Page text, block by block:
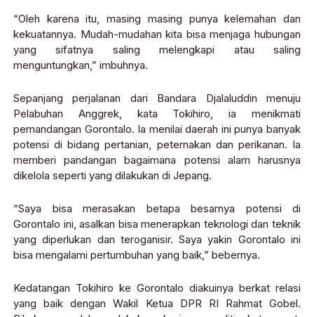
“Oleh karena itu, masing masing punya kelemahan dan
kekuatannya. Mudah-mudahan kita bisa menjaga hubungan
yang sifatnya saling melengkapi atau saling
menguntungkan,” imbuhnya.
Sepanjang perjalanan dari Bandara Djalaluddin menuju
Pelabuhan Anggrek, kata Tokihiro, ia menikmati
pemandangan Gorontalo. Ia menilai daerah ini punya banyak
potensi di bidang pertanian, peternakan dan perikanan. Ia
memberi pandangan bagaimana potensi alam harusnya
dikelola seperti yang dilakukan di Jepang.
“Saya bisa merasakan betapa besarnya potensi di
Gorontalo ini, asalkan bisa menerapkan teknologi dan teknik
yang diperlukan dan teroganisir. Saya yakin Gorontalo ini
bisa mengalami pertumbuhan yang baik,” bebernya.
Kedatangan Tokihiro ke Gorontalo diakuinya berkat relasi
yang baik dengan Wakil Ketua DPR RI Rahmat Gobel.